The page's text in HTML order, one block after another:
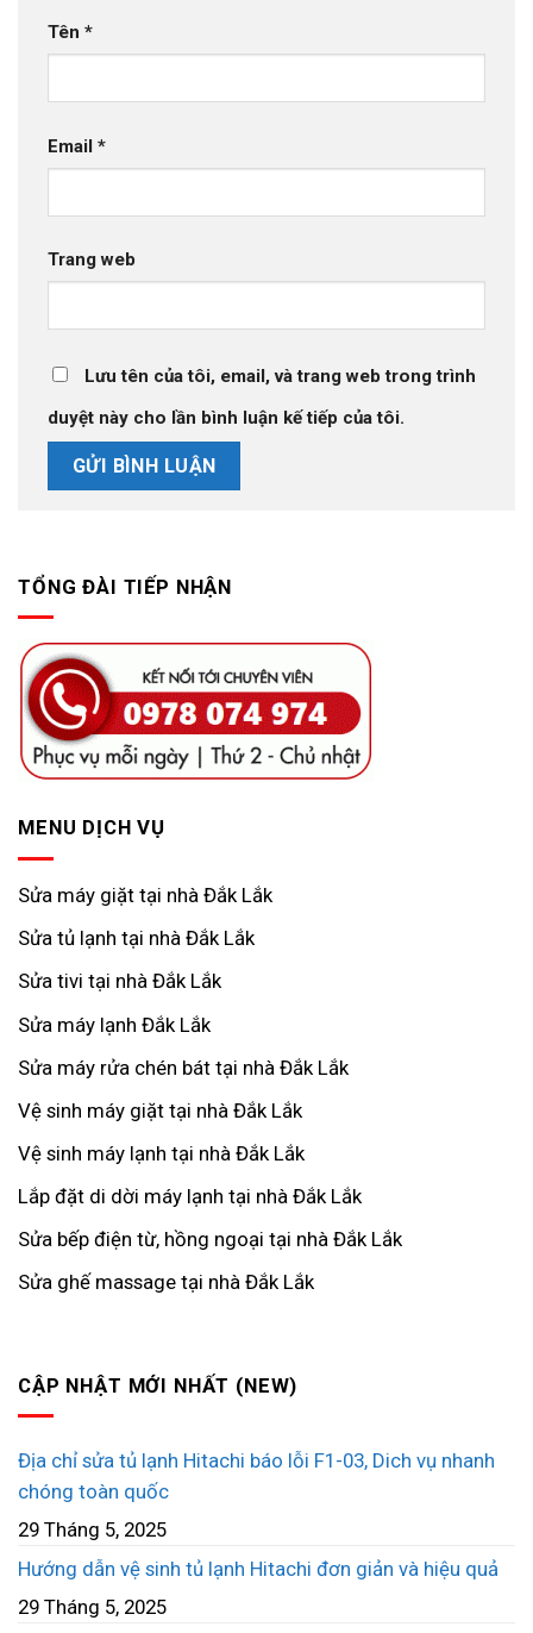
Tên *
Email *
Trang web
Lưu tên của tôi, email, và trang web trong trình
duyệt này cho lần bình luận kế tiếp của tôi.
TỔNG ĐÀI TIẾP NHẬN
MENU DỊCH VỤ
Sửa máy giặt tại nhà Đắk Lắk
Sửa tủ lạnh tại nhà Đắk Lắk
Sửa tivi tại nhà Đắk Lắk
Sửa máy lạnh Đắk Lắk
Sửa máy rửa chén bát tại nhà Đắk Lắk
Vệ sinh máy giặt tại nhà Đắk Lắk
Vệ sinh máy lạnh tại nhà Đắk Lắk
Lắp đặt di dời máy lạnh tại nhà Đắk Lắk
Sửa bếp điện từ, hồng ngoại tại nhà Đắk Lắk
Sửa ghế massage tại nhà Đắk Lắk
CẬP NHẬT MỚI NHẤT (NEW)
Địa chỉ sửa tủ lạnh Hitachi báo lỗi F1-03, Dich vụ nhanh
chóng toàn quốc
29 Tháng 5, 2025
Hướng dẫn vệ sinh tủ lạnh Hitachi đơn giản và hiệu quả
29 Tháng 5, 2025